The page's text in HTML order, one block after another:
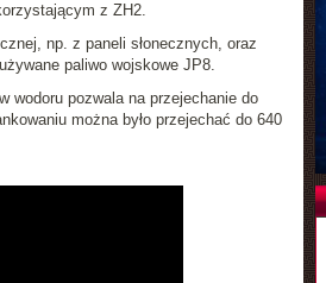
z ZH2.
np. z paneli słonecznych, oraz
paliwo wojskowe JP8.
wodoru pozwala na przejechanie do
można było przejechać do 640